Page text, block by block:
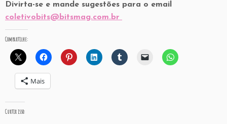
Divirta-se e mande sugestões para o email
coletivobits@bitsmag.com.br
Compartilhe:
Mais
Curtir isso: